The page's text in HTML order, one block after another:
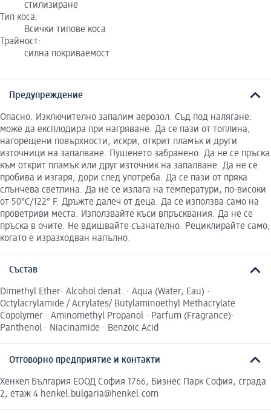
стилизиране
Тип коса:
Всички типове коса
Трайност:
силна покриваемост
Предупреждение
Опасно. Изключително запалим аерозол. Съд под налягане:
може да експлодира при нагряване. Да се пази от топлина,
нагорещени повърхности, искри, открит пламък и други
източници на запалване. Пушенето забранено. Да не се пръска
към открит пламък или друг източник на запалване. Да не се
пробива и изгаря, дори след употреба. Да се пази от пряка
слънчева светлина. Да не се излага на температури, по-високи
от 50°С/122° F. Дръжте далеч от деца. Да се използва само на
проветриви места. Използвайте къси впръсквания. Да не се
пръска в очите. Не вдишвайте съзнателно. Рециклирайте само,
когато е изразходван напълно.
Състав
Dimethyl Ether· Alcohol denat. · Aqua (Water, Eau) ·
Octylacrylamide / Acrylates/ Butylaminoethyl Methacrylate
Copolymer · Aminomethyl Propanol · Parfum (Fragrance)·
Panthenol · Niacinamide · Benzoic Acid
Отговорно предприятие и контакти
Хенкел България ЕООД София 1766, Бизнес Парк София, сграда
2, етаж 4 henkel.bulgaria@henkel.com